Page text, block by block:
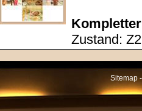
Zustand: Z2
Sitemap